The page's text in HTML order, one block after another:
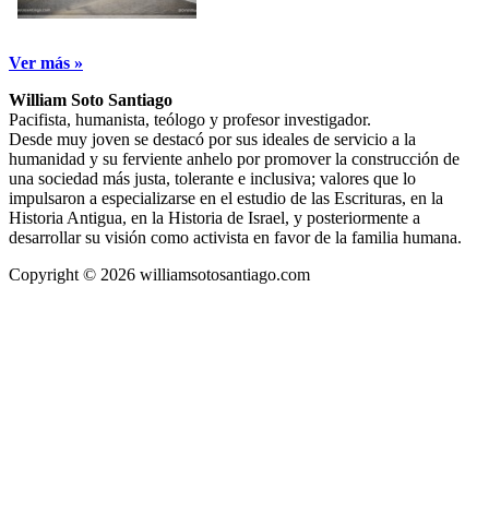
Ver más »
William Soto Santiago
Pacifista, humanista, teólogo y profesor investigador.
Desde muy joven se destacó por sus ideales de servicio a la
humanidad y su ferviente anhelo por promover la construcción de
una sociedad más justa, tolerante e inclusiva; valores que lo
impulsaron a especializarse en el estudio de las Escrituras, en la
Historia Antigua, en la Historia de Israel, y posteriormente a
desarrollar su visión como activista en favor de la familia humana.
Copyright © 2026 williamsotosantiago.com